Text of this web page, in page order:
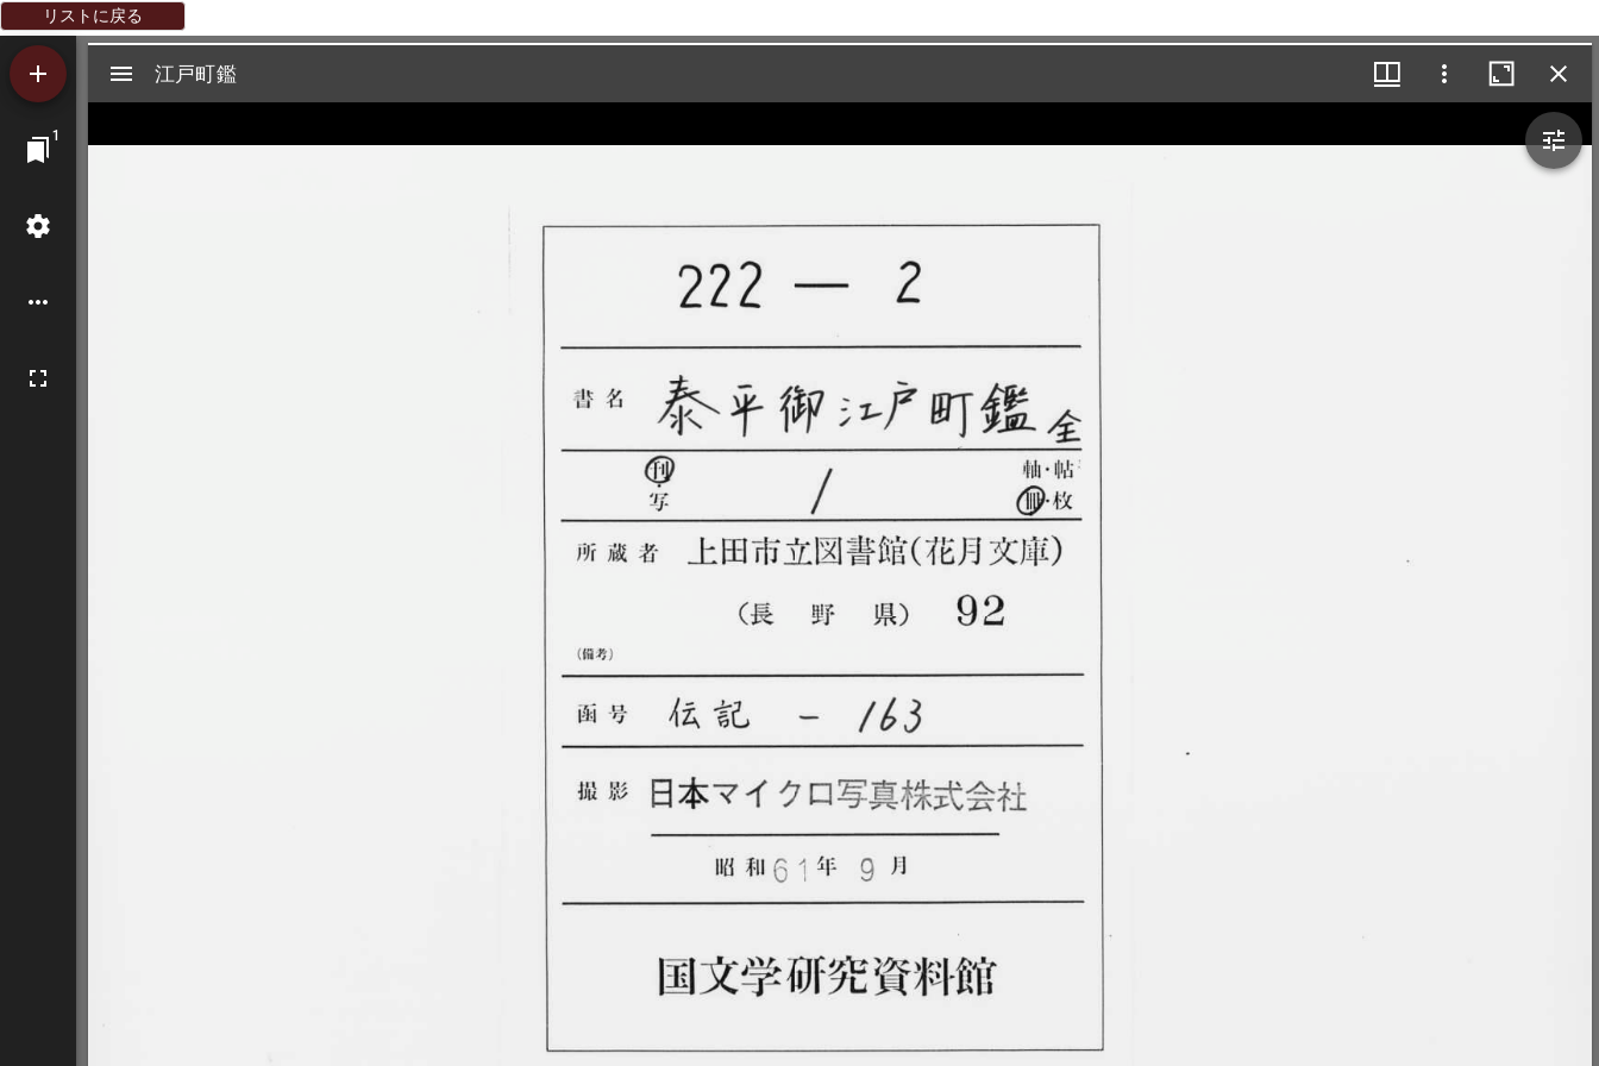
リストに戻る
1
Mirador
ビ
ュ
江戸町鑑
江戸町鑑